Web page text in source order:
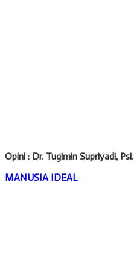
Opini : Dr. Tugimin Supriyadi, Psi.
MANUSIA IDEAL